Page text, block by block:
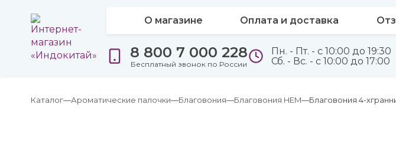
О магазине Оплата и доставка
8 800 7 000 228
Бесплатный звонок по России
Пн. - Пт. - с 10:00 до 19:30
Сб. - Вс. - с 10:00 до 17:00
Каталог Ароматические палочки Благовония Благовония HEM Благовония 4-